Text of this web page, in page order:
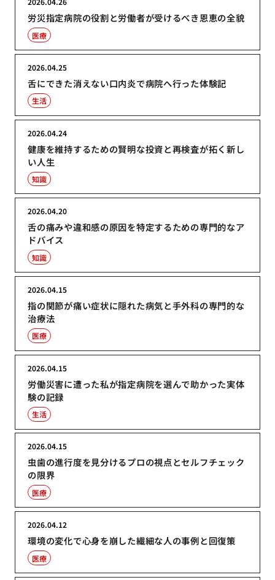
労災指定病院の役割と労働者が受けるべき恩恵の全貌
医療
舌にできた消えない口内炎で病院へ行った体験記
2026.04.25
生活
健康を維持するための賢明な投資と再検査が拓く新し
い人生
2026.04.24
知識
舌の痛みや違和感の原因を特定するための専門的なア
ドバイス
2026.04.20
知識
指の関節が痛い症状に隠れた病気と手外科の専門的な
治療法
2026.04.15
医療
労働災害に遭った私が指定病院を選んで助かった実体
験の記録
2026.04.15
生活
虫歯の進行度を見分けるプロの視点とセルフチェック
の限界
2026.04.15
医療
環境の変化で心身を崩した繊細な人の事例と回復策
2026.04.12
医療